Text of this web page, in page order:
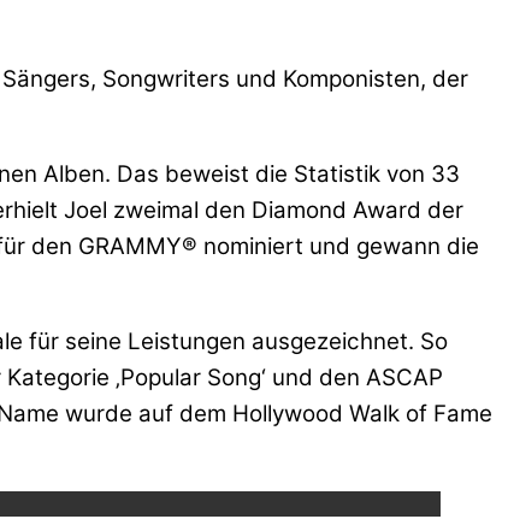
Songwriters und Komponisten, der
Alben. Das beweist die Statistik von 33
Joel zweimal den Diamond Award der
den GRAMMY® nominiert und gewann die
für seine Leistungen ausgezeichnet. So
‚Popular Song‘ und den ASCAP
wurde auf dem Hollywood Walk of Fame